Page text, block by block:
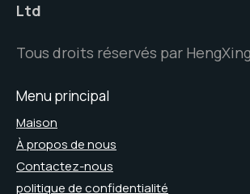
Ltd
Tous droits réservés par
Menu principal
Maison
À propos de nous
Contactez-nous
politique de confidentialité